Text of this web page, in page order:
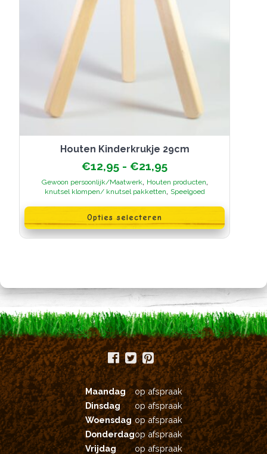
Houten Kinderkrukje 29cm
€12,95 - €21,95Prijsklasse:
€12,95
tot
€21,95
Gewoon persoonlijk/Maatwerk Houten producten
knutsel klompen/ knutsel pakketten Speelgoed
Opties selecteren
product
heeft
meerdere
variaties.
worden
op
productpagina
Maandag
op afspraak
Dinsdag
op afspraak
Woensdag op afspraak
Donderdagop afspraak
Vrijdag
op afspraak